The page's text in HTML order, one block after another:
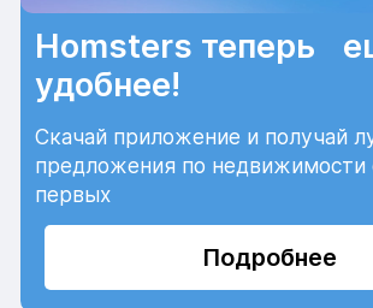
Homsters теперь
удобнее!
Скачай приложение и получай
предложения по недвижимости
первых
Подробнее